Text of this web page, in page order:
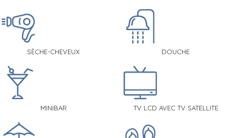
SÈCHE-CHEVEUX DOUCHE
MINIBAR TV LCD AVEC TV SATELLITE